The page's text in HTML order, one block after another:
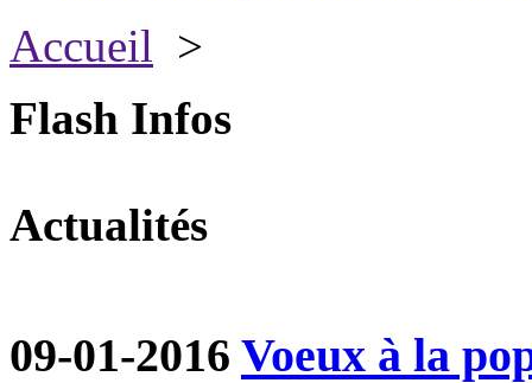
Accueil >
Flash Infos
Actualités
09-01-2016 Voeux à la